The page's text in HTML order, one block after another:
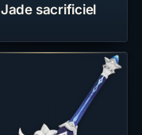
Jade sacrificiel